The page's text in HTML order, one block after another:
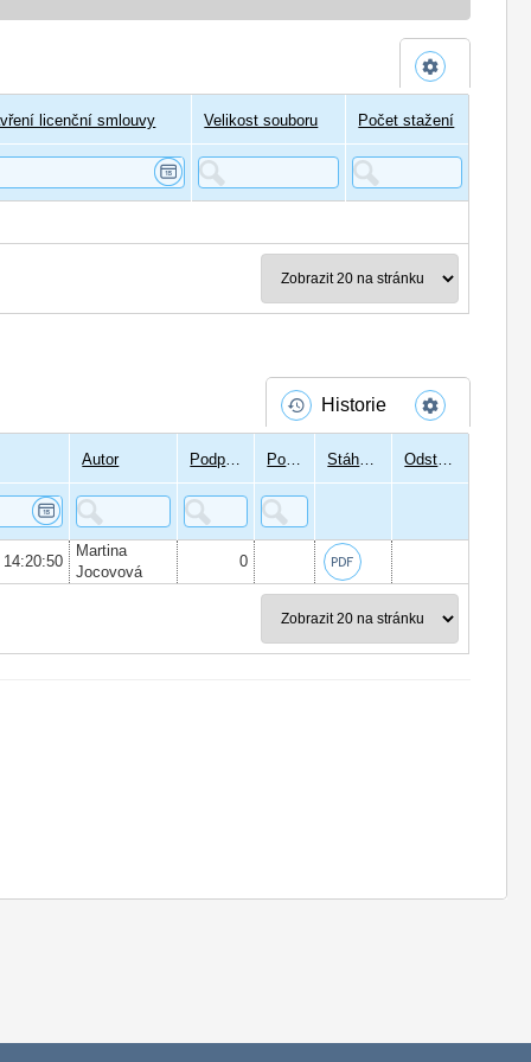
licenční smlouvy Velikost souboru Počet stažení
Historie
Autor Podpisů Podepsal Stáhnout Odstranit
Martina
Jocovová
0